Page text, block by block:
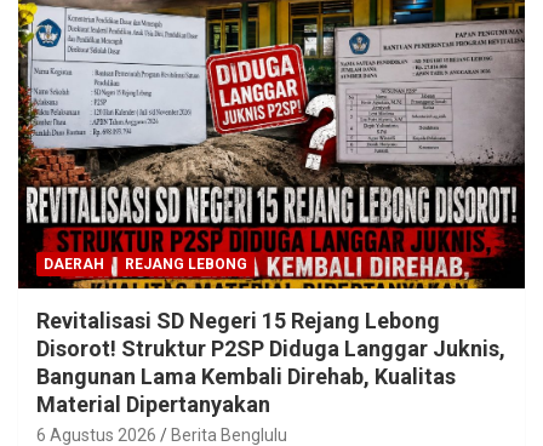
DAERAH REJANG LEBONG
Revitalisasi SD Negeri 15 Rejang Lebong
Disorot! Struktur P2SP Diduga Langgar Juknis,
Bangunan Lama Kembali Direhab, Kualitas
Material Dipertanyakan
6 Agustus 2026 Berita Benglulu